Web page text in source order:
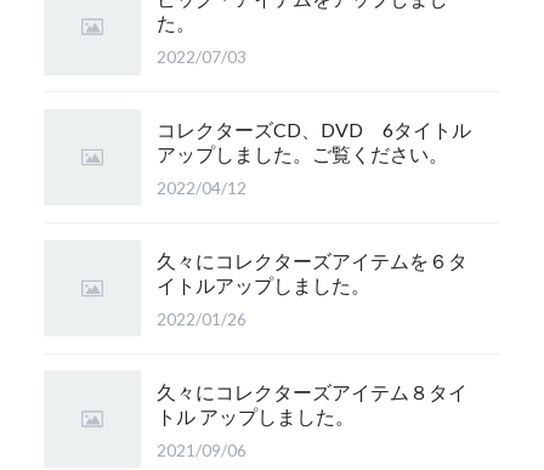
た。
2022/07/03
コレクターズCD、DVD 6タイトル
アップしました。ご覧ください。
2022/04/12
久々にコレクターズアイテムを６タ
イトルアップしました。
2022/01/26
久々にコレクターズアイテム８タイ
トル アップしました。
2021/09/06